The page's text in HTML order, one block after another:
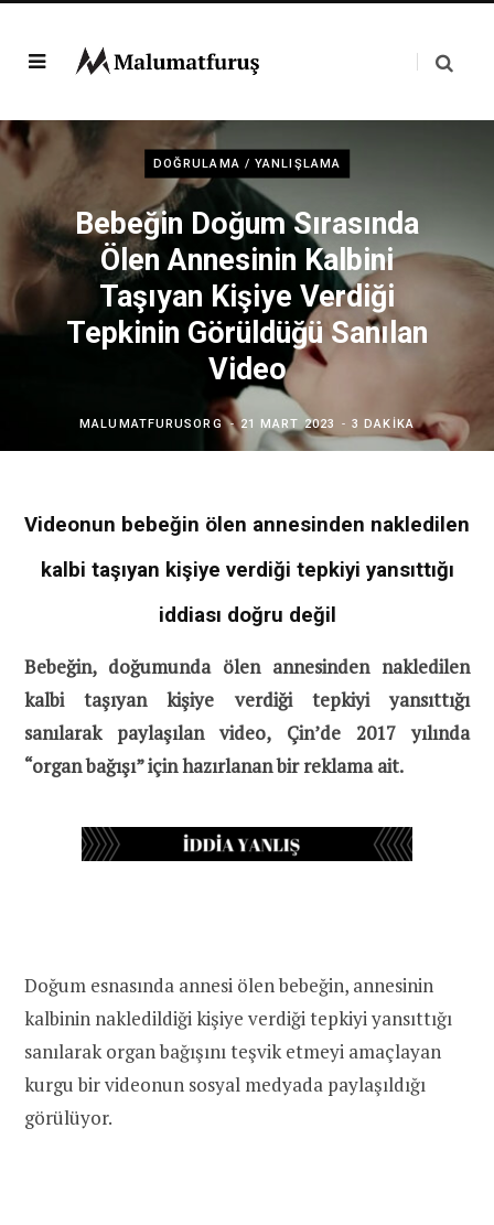
DOĞRULAMA / YANLIŞLAMA
Bebeğin Doğum Sırasında
Ölen Annesinin Kalbini
Taşıyan Kişiye Verdiği
Tepkinin Görüldüğü Sanılan
Video
MALUMATFURUSORG 21 MART 2023 3 DAKIKA
Videonun bebeğin ölen annesinden nakledilen
kalbi taşıyan kişiye verdiği tepkiyi yansıttığı
iddiası doğru değil
Bebeğin, doğumunda ölen annesinden nakledilen
kalbi taşıyan kişiye verdiği tepkiyi yansıttığı
sanılarak paylaşılan video, Çin’de 2017 yılında
“organ bağışı” için hazırlanan bir reklama ait.
Doğum esnasında annesi ölen bebeğin, annesinin
kalbinin nakledildiği kişiye verdiği tepkiyi yansıttığı
sanılarak organ bağışını teşvik etmeyi amaçlayan
kurgu bir videonun sosyal medyada paylaşıldığı
görülüyor.